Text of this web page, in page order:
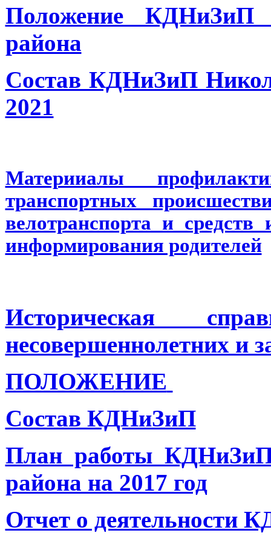
Положение КДНиЗиП
района
Состав КДНиЗиП
2021
Материиалы
транспортных
велотранспорта и
информирования родителей
Историческая
несовершеннолетних и
ПОЛОЖЕНИЕ
Состав КДНиЗиП
План работы КДНиЗиП
района на 2017 год
Отчет о деятельности